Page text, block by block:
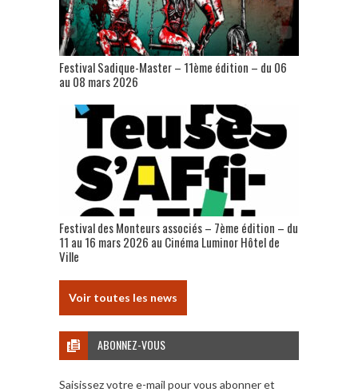
Festival Sadique-Master – 11ème édition – du 06
au 08 mars 2026
Festival des Monteurs associés – 7ème édition – du
11 au 16 mars 2026 au Cinéma Luminor Hôtel de
Ville
Voir toutes les news
ABONNEZ-VOUS
Saisissez votre e-mail pour vous abonner et